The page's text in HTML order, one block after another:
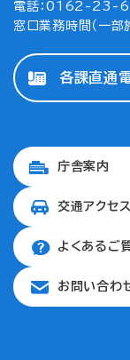
電話：0162-23-
窓口業務時間（一
各課直通
庁舎案内
交通アクセス
よくあるご
お問い合わ